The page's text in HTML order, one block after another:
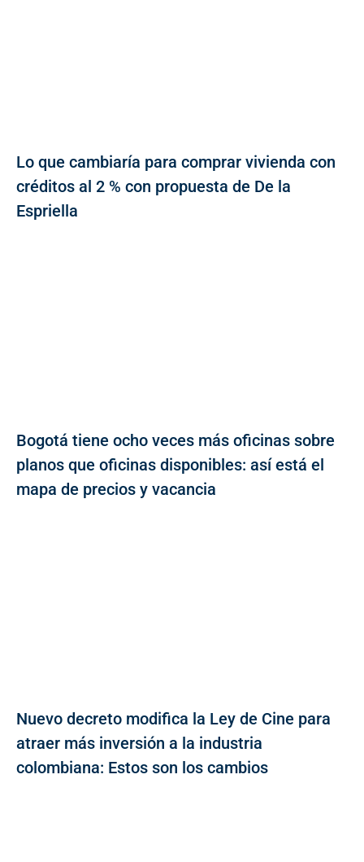
Lo que cambiaría para comprar vivienda con
créditos al 2 % con propuesta de De la
Espriella
Bogotá tiene ocho veces más oficinas sobre
planos que oficinas disponibles: así está el
mapa de precios y vacancia
Nuevo decreto modifica la Ley de Cine para
atraer más inversión a la industria
colombiana: Estos son los cambios